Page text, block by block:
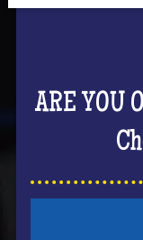
ARE YOU